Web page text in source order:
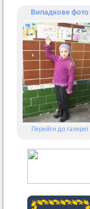
Випадкове фото
Перейти до галереї